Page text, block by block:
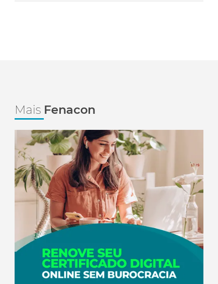
Mais Fenacon